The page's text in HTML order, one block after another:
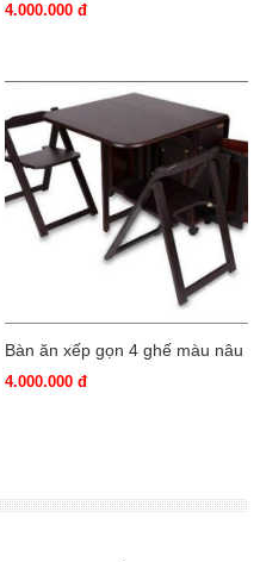
4.000.000 đ
Bàn ăn xếp gọn 4 ghế màu nâu
4.000.000 đ